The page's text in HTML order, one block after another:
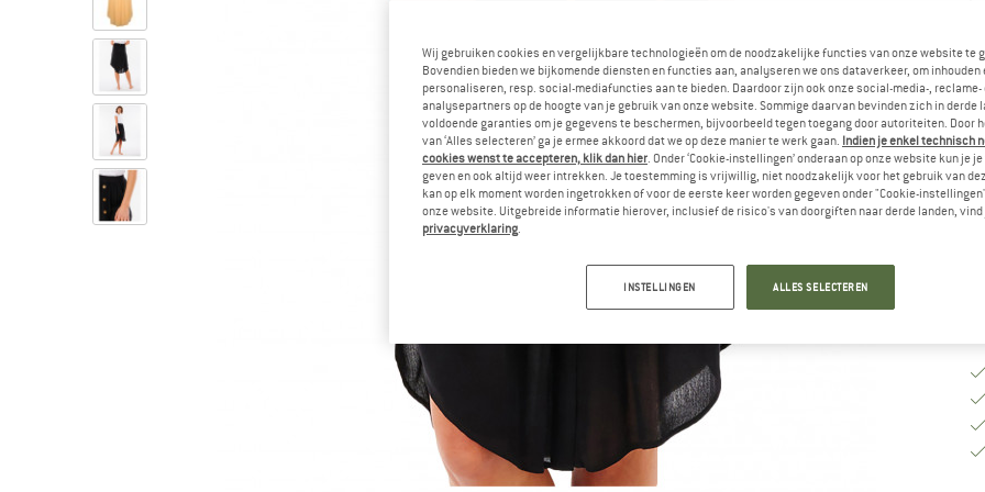
Wij gebruiken cookies en vergelijkbare technologieën om de noodzakelijke functies van onze website te
Bovendien bieden we bijkomende diensten en functies aan, analyseren we ons dataverkeer, om inhouden
personaliseren, resp. social-mediafuncties aan te bieden. Daardoor zijn ook onze social-media-, reclame-
analysepartners op de hoogte van je gebruik van onze website. Sommige daarvan bevinden zich in derde
voldoende garanties om je gegevens te beschermen, bijvoorbeeld tegen toegang door autoriteiten. Door
van ‘Alles selecteren’ ga je ermee akkoord dat we op deze manier te werk gaan. Indien je enkel technisch
cookies wenst te accepteren, klik dan hier. Onder ‘Cookie-instellingen’ onderaan op onze website kun je
geven en ook altijd weer intrekken. Je toestemming is vrijwillig, niet noodzakelijk voor het gebruik van
kan op elk moment worden ingetrokken of voor de eerste keer worden gegeven onder "Cookie-
onze website. Uitgebreide informatie hierover, inclusief de risico's van doorgiften naar derde landen, vind
privacyverklaring.
INSTELLINGEN ALLES SELECTEREN